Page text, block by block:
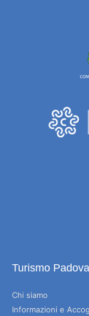
Turismo Padova
Chi siamo
Informazioni e